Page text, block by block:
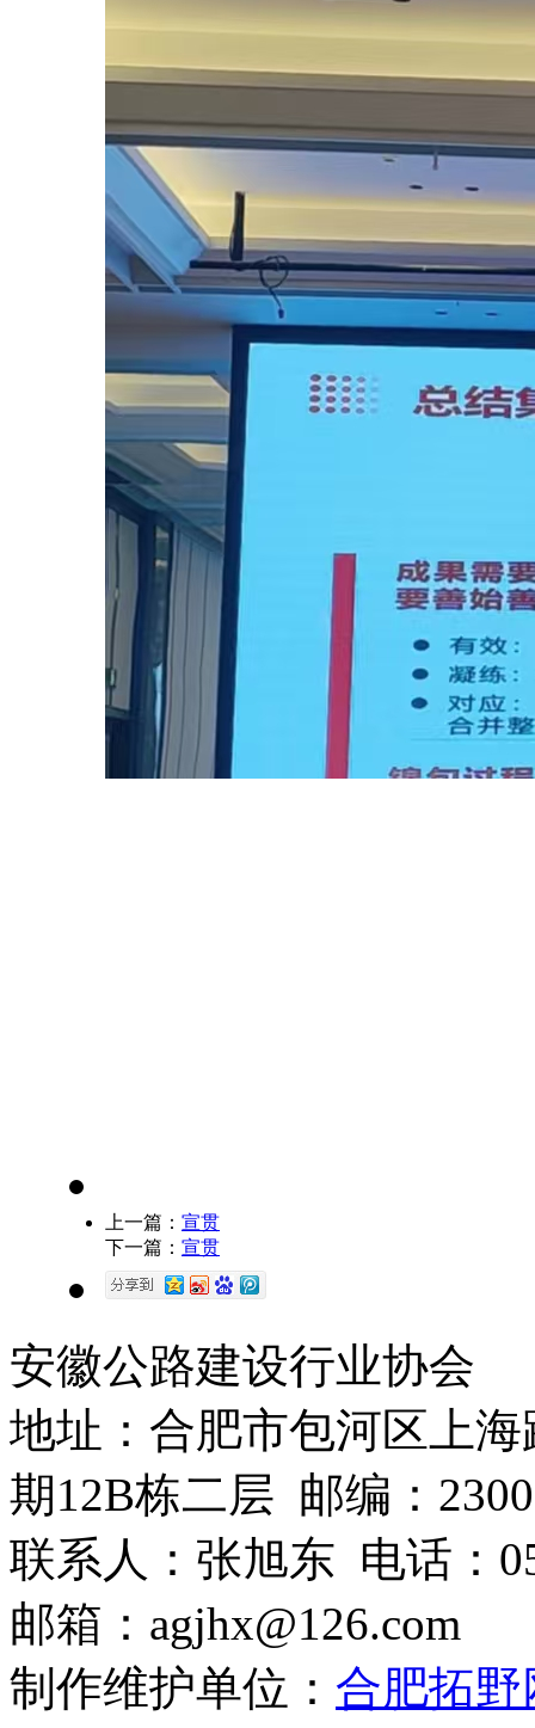
上一篇： 宣贯
下一篇： 宣贯
安徽公路建设行业协会
地址：合肥市包河区上
期12B栋二层 邮编：
联系人：张旭东 电话：
邮箱：agjhx@126.com
制作维护单位： 合肥拓